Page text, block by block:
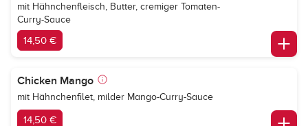
mit Hähnchenfleisch, Butter, cremiger Tomaten-
Curry-Sauce
14,50 €
Chicken Mango
mit Hähnchenfilet, milder Mango-Curry-Sauce
14,50 €